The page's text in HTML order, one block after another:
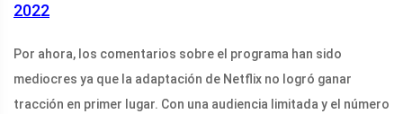
2022
Por ahora, los comentarios sobre el programa han sido
mediocres ya que la adaptación de Netflix no logró ganar
tracción en primer lugar. Con una audiencia limitada y el número